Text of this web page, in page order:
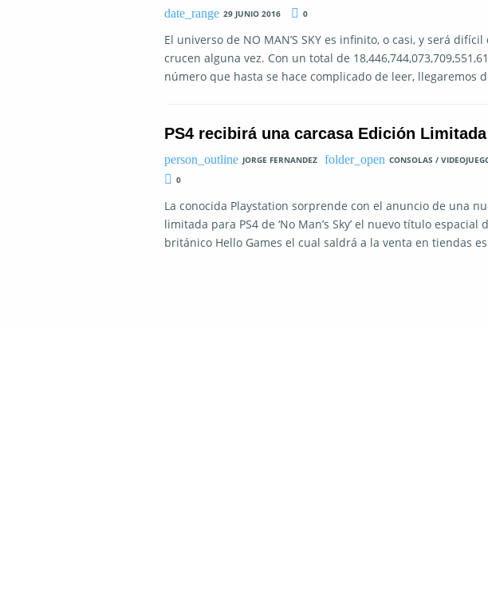
29 JUNIO 2016
0
El universo de NO MAN’S SKY es infinito, o casi, y será
crucen alguna vez. Con un total de
número que hasta se hace complicado de leer, llegaremos
PS4 recibirá una carcasa Edición Limitada
JORGE FERNANDEZ CONSOLAS /
0
La conocida Playstation sorprende con el anuncio de una
limitada para PS4 de ‘No Man’s Sky’ el nuevo título
británico Hello Games el cual saldrá a la venta en tiendas